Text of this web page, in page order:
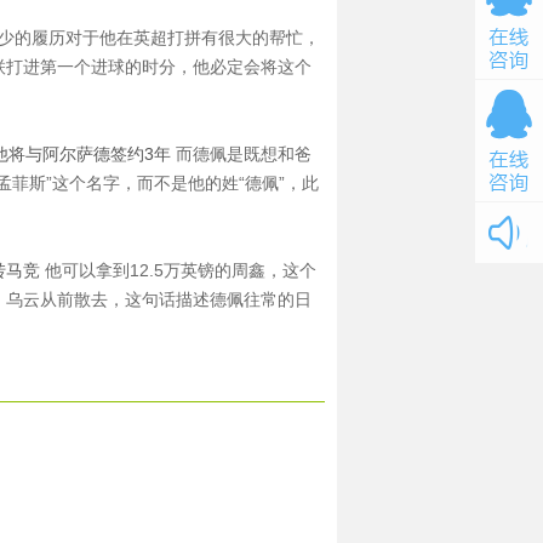
的履历对于他在英超打拼有很大的帮忙，
进第一个进球的时分，他必定会将这个
将与阿尔萨德签约3年而德佩是既想和爸
斯”这个名字，而不是他的姓“德佩”，此
马竞他可以拿到12.5万英镑的周鑫，这个
云从前散去，这句话描述德佩往常的日